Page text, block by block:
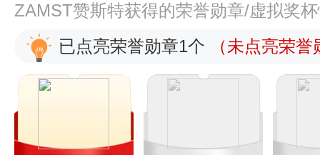
ZAMST赞斯特获得的荣誉勋章/虚拟奖
已点亮荣誉勋章1个
（未点亮荣